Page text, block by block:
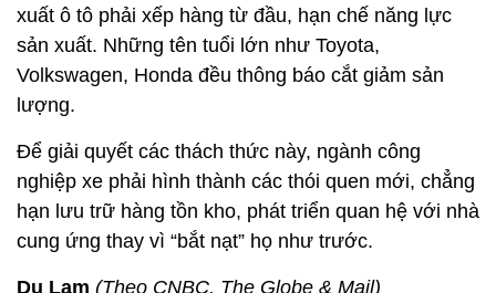
xuất ô tô phải xếp hàng từ đầu, hạn chế năng lực
sản xuất. Những tên tuổi lớn như Toyota,
Volkswagen, Honda đều thông báo cắt giảm sản
lượng.
Để giải quyết các thách thức này, ngành công
nghiệp xe phải hình thành các thói quen mới, chẳng
hạn lưu trữ hàng tồn kho, phát triển quan hệ với nhà
cung ứng thay vì “bắt nạt” họ như trước.
Du Lam (Theo CNBC, The Globe & Mail)